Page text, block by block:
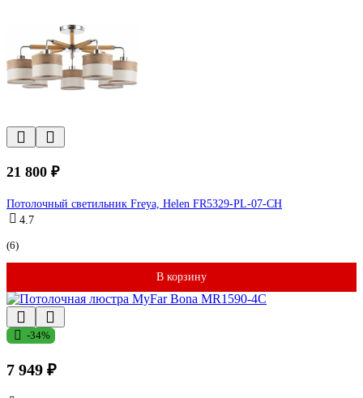
21 800 ₽
Потолочный светильник Freya, Helen FR5329-PL-07-CH
4.7
(6)
В корзину
-34%
7 949 ₽